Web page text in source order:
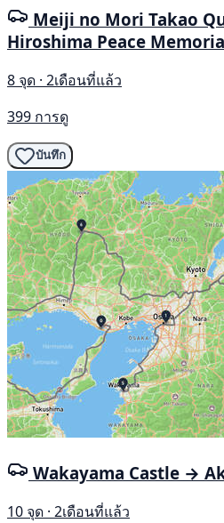
Meiji no Mori Takao
Hiroshima Peace
8 จุด · 2เดือนที่แล้ว
399 การดู
บันทึก
Wakayama Castle →
10 จุด · 2เดือนที่แล้ว